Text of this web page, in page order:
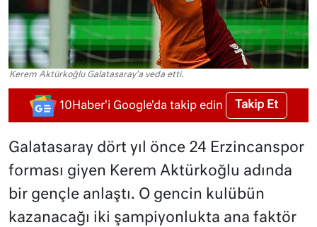
Kerem Aktürkoğlu Galatasaray'a veda etti.
10Haber'i Google'da takip edin Takip Et
Galatasaray dört yıl önce 24 Erzincanspor
forması giyen Kerem Aktürkoğlu adında
bir gençle anlaştı. O gencin kulübün
kazanacağı iki şampiyonlukta ana faktör